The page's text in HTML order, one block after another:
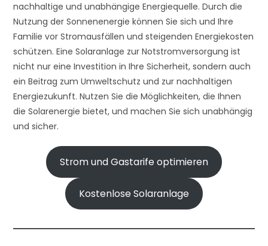
nachhaltige und unabhängige Energiequelle. Durch die
Nutzung der Sonnenenergie können Sie sich und Ihre
Familie vor Stromausfällen und steigenden Energiekosten
schützen. Eine Solaranlage zur Notstromversorgung ist
nicht nur eine Investition in Ihre Sicherheit, sondern auch
ein Beitrag zum Umweltschutz und zur nachhaltigen
Energiezukunft. Nutzen Sie die Möglichkeiten, die Ihnen
die Solarenergie bietet, und machen Sie sich unabhängig
und sicher.
Strom und Gastarife optimieren
Kostenlose Solaranlage